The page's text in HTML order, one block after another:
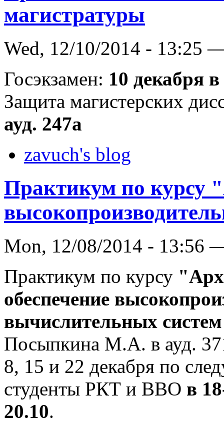
магистратуры
Wed, 12/10/2014 - 13:25
Госэкзамен: 10 декабря
Защита магистерских
ауд. 247а
zavuch's blog
Практикум по курсу
Mon, 12/08/2014 - 13:56
Практикум по курсу
обеспечение
вычислительных
Посыпкина М.А. в ауд.
8, 15 и 22 декабря по
студенты РКТ и ВВО в
20.10.